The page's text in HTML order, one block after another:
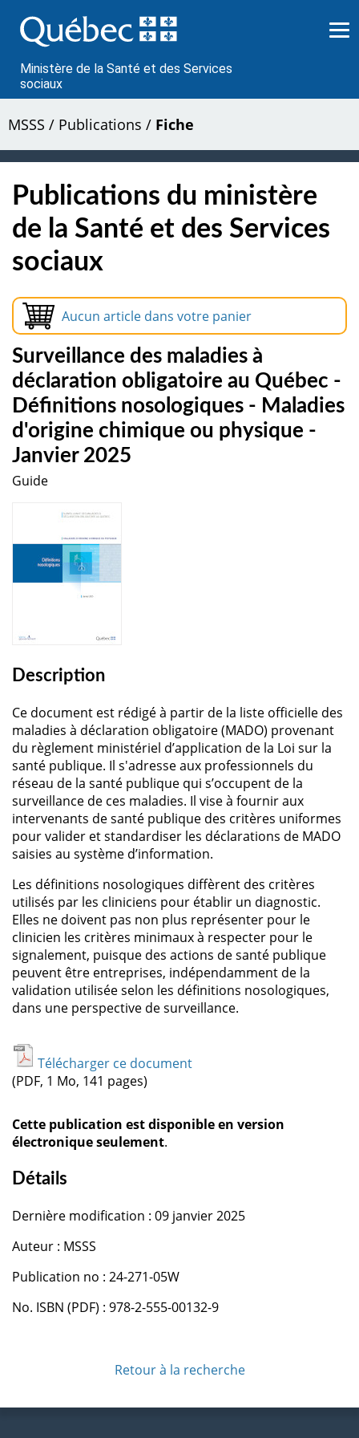
au
contenu
Ministère de la Santé et des Services
sociaux
MSSS / Publications / Fiche
Publications du ministère
de la Santé et des Services
sociaux
Aucun article dans votre panier
Surveillance des maladies à
déclaration obligatoire au Québec -
Définitions nosologiques - Maladies
d'origine chimique ou physique -
Janvier 2025
Guide
Description
Ce document est rédigé à partir de la liste officielle des
maladies à déclaration obligatoire (MADO) provenant
du règlement ministériel d’application de la Loi sur la
santé publique. Il s'adresse aux professionnels du
réseau de la santé publique qui s’occupent de la
surveillance de ces maladies. Il vise à fournir aux
intervenants de santé publique des critères uniformes
pour valider et standardiser les déclarations de MADO
saisies au système d’information.
Les définitions nosologiques diffèrent des critères
utilisés par les cliniciens pour établir un diagnostic.
Elles ne doivent pas non plus représenter pour le
clinicien les critères minimaux à respecter pour le
signalement, puisque des actions de santé publique
peuvent être entreprises, indépendamment de la
validation utilisée selon les définitions nosologiques,
dans une perspective de surveillance.
Télécharger ce document
(PDF, 1 Mo, 141 pages)
Cette publication est disponible en version
électronique seulement.
Détails
Dernière modification : 09 janvier 2025
Auteur : MSSS
Publication no : 24-271-05W
No. ISBN (PDF) : 978-2-555-00132-9
Retour à la recherche